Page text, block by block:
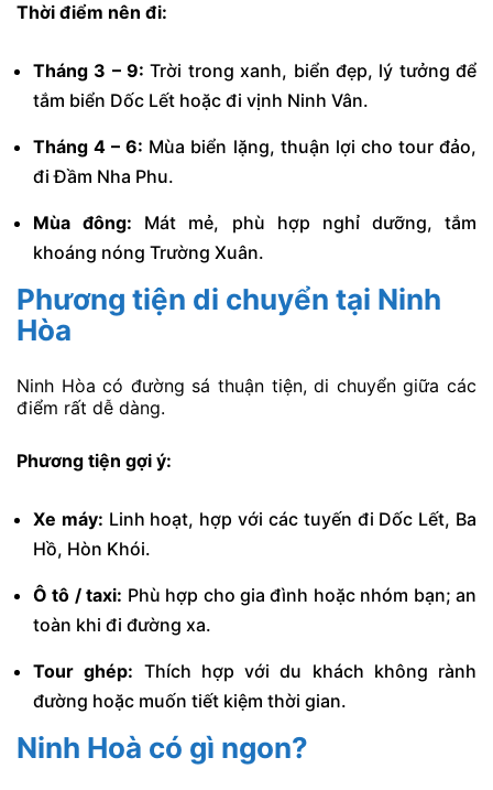
Thời điểm nên đi:
Tháng 3 – 9: Trời trong xanh, biển đẹp, lý tưởng để
tắm biển Dốc Lết hoặc đi vịnh Ninh Vân.
Tháng 4 – 6: Mùa biển lặng, thuận lợi cho tour đảo,
đi Đầm Nha Phu.
Mùa đông: Mát mẻ, phù hợp nghỉ dưỡng, tắm
khoáng nóng Trường Xuân.
Phương tiện di chuyển tại Ninh
Hòa
Ninh Hòa có đường sá thuận tiện, di chuyển giữa các
điểm rất dễ dàng.
Phương tiện gợi ý:
Xe máy: Linh hoạt, hợp với các tuyến đi Dốc Lết, Ba
Hồ, Hòn Khói.
Ô tô / taxi: Phù hợp cho gia đình hoặc nhóm bạn; an
toàn khi đi đường xa.
Tour ghép: Thích hợp với du khách không rành
đường hoặc muốn tiết kiệm thời gian.
Ninh Hoà có gì ngon?